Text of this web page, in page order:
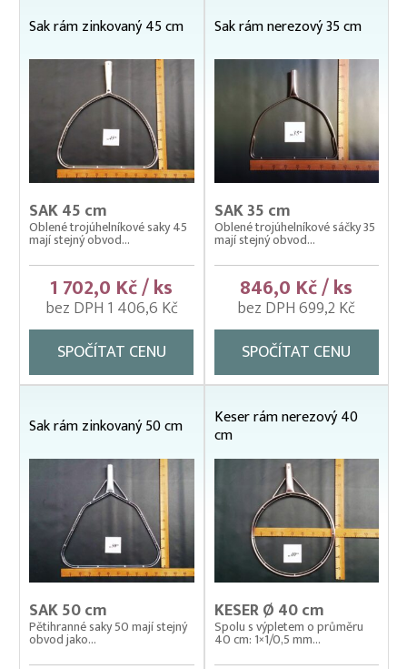
Sak rám zinkovaný 45 cm
SAK 45 cm
Oblené trojúhelníkové saky 45
mají stejný obvod...
1 702,0 Kč / ks
bez DPH 1 406,6 Kč
SPOČÍTAT CENU
Sak rám nerezový 35 cm
SAK 35 cm
Oblené trojúhelníkové sáčky 35
mají stejný obvod...
846,0 Kč / ks
bez DPH 699,2 Kč
SPOČÍTAT CENU
Sak rám zinkovaný 50 cm
SAK 50 cm
Pětihranné saky 50 mají stejný
obvod jako...
Keser rám nerezový 40
cm
KESER Ø 40 cm
Spolu s výpletem o průměru
40 cm: 1×1/0,5 mm...